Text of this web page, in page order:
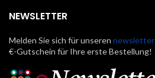
NEWSLETTER
Melden Sie sich für unseren newsletter
€-Gutschein für Ihre erste Bestellung!